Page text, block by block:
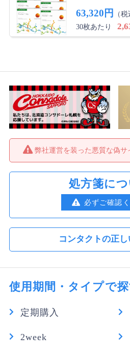
63,320円
（税
30枚あたり
弊社運営を装った悪質な偽
処方箋に
必ずご確認
コンタクトの正
使用期間・タイプで
定期購入
2week